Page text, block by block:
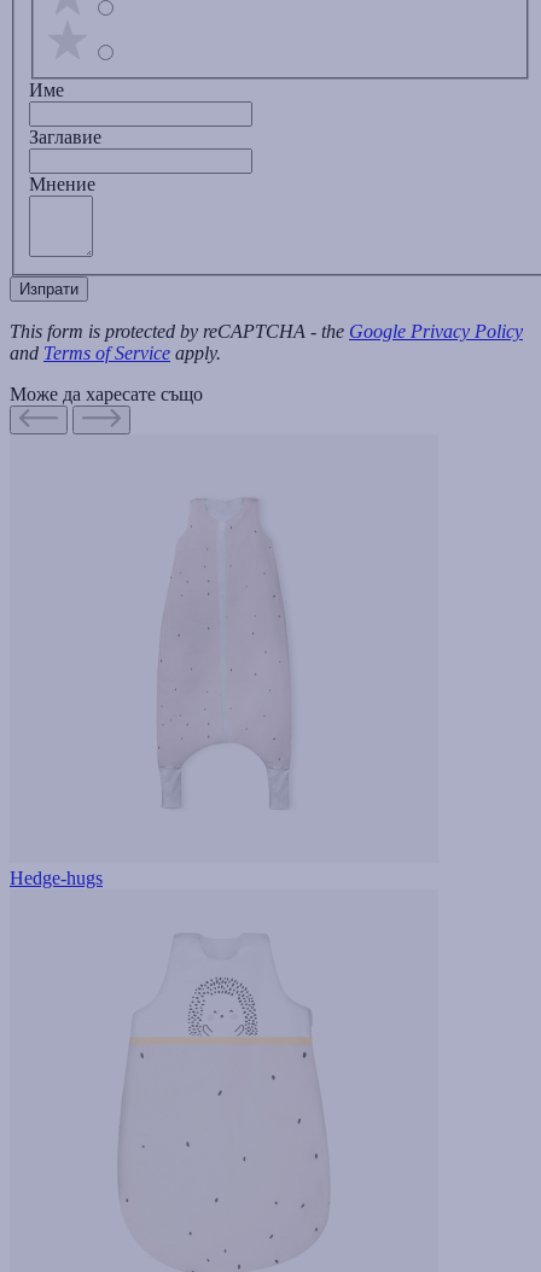
Име
Заглавиe
Мнение
Изпрати
This form is protected by reCAPTCHA - the Google Privacy Policy
and Terms of Service apply.
Може да харесате също
Hedge-hugs